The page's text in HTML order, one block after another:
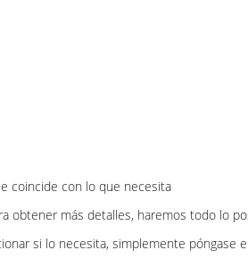
coincide con lo que necesita
obtener más detalles, haremos todo lo
si lo necesita, simplemente póngase